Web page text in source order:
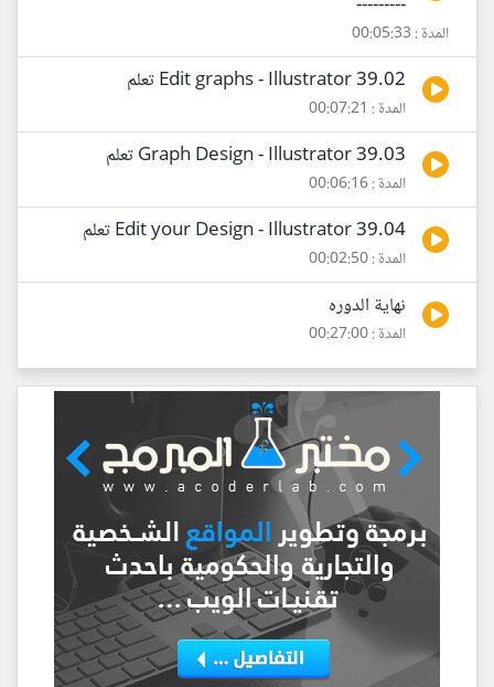
المدة : 00:05:33
39.02 Edit graphs - Illustrator تعلم
المدة : 00:07:21
39.03 Graph Design - Illustrator تعلم
المدة : 00:06:16
39.04 Edit your Design - Illustrator تعلم
المدة : 00:02:50
نهاية الدوره
المدة : 00:27:00